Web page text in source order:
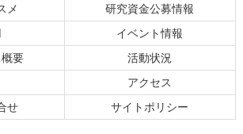
メ
研究資金公募情報
イベント情報
要
活動状況
アクセス
せ
サイトポリシー